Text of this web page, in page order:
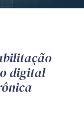
digital